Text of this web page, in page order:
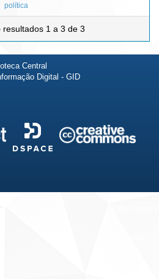
política
resultados 1 a 3 de 3
Central
Digital - GID